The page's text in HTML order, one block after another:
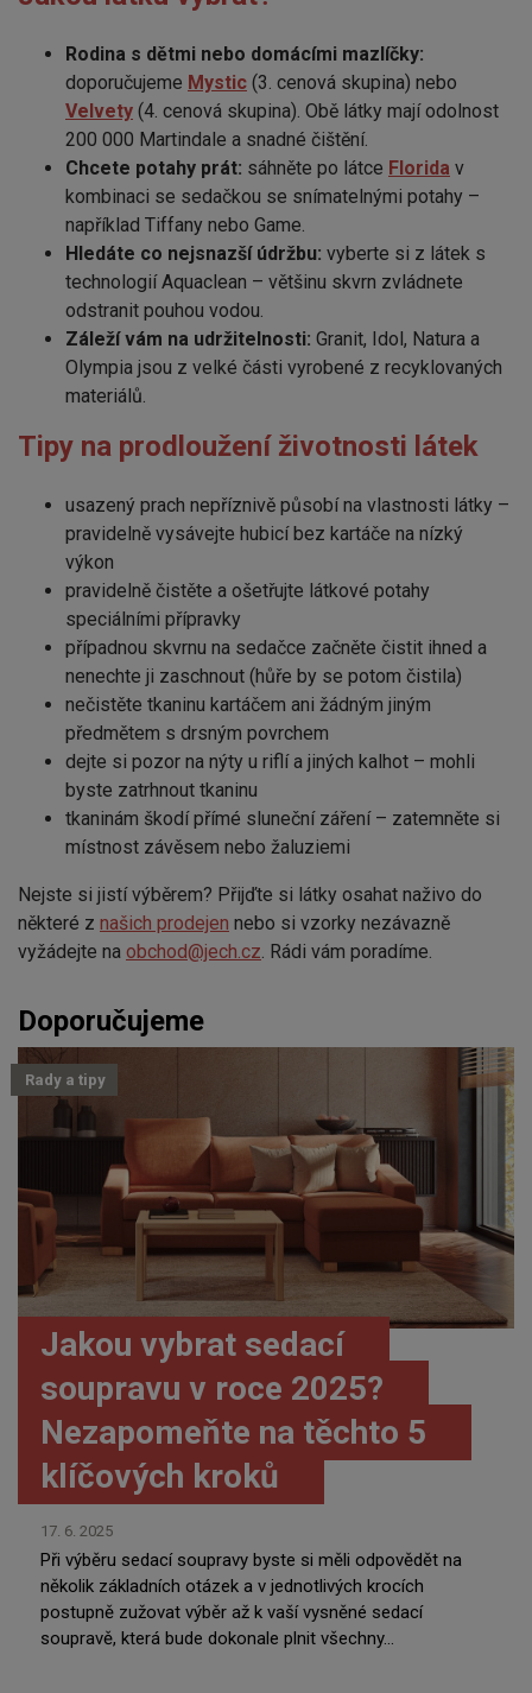
Rodina s dětmi nebo domácími mazlíčky:
doporučujeme Mystic (3. cenová skupina) nebo
Velvety (4. cenová skupina). Obě látky mají odolnost
200 000 Martindale a snadné čištění.
Chcete potahy prát: sáhněte po látce Florida v
kombinaci se sedačkou se snímatelnými potahy –
například Tiffany nebo Game.
Hledáte co nejsnazší údržbu: vyberte si z látek s
technologií Aquaclean – většinu skvrn zvládnete
odstranit pouhou vodou.
Záleží vám na udržitelnosti: Granit, Idol, Natura a
Olympia jsou z velké části vyrobené z recyklovaných
materiálů.
Tipy na prodloužení životnosti látek
usazený prach nepříznivě působí na vlastnosti látky –
pravidelně vysávejte hubicí bez kartáče na nízký
výkon
pravidelně čistěte a ošetřujte látkové potahy
speciálními přípravky
případnou skvrnu na sedačce začněte čistit ihned a
nenechte ji zaschnout (hůře by se potom čistila)
nečistěte tkaninu kartáčem ani žádným jiným
předmětem s drsným povrchem
dejte si pozor na nýty u riflí a jiných kalhot – mohli
byste zatrhnout tkaninu
tkaninám škodí přímé sluneční záření – zatemněte si
místnost závěsem nebo žaluziemi
Nejste si jistí výběrem? Přijďte si látky osahat naživo do
některé z našich prodejen nebo si vzorky nezávazně
vyžádejte na obchod@jech.cz. Rádi vám poradíme.
Doporučujeme
Rady a tipy
Jakou vybrat sedací
soupravu v roce 2025?
Nezapomeňte na těchto 5
klíčových kroků
17. 6. 2025
Při výběru sedací soupravy byste si měli odpovědět na
několik základních otázek a v jednotlivých krocích
postupně zužovat výběr až k vaší vysněné sedací
soupravě, která bude dokonale plnit všechny...